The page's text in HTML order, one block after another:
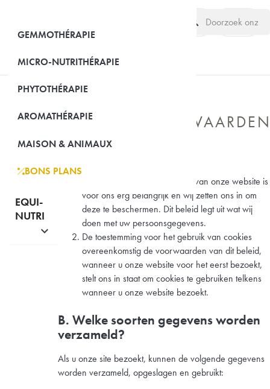
search
(0)
GEMMOTHÉRAPIE
MICRO-NUTRITHÉRAPIE
PHYTOTHÉRAPIE
AROMATHÉRAPIE
MAISON & ANIMAUX
BONS PLANS
BEDRIJF
EQUI-
NUTRI

De privacy van de bezoekers van onze website is
voor ons erg belangrijk en wij zetten ons in om
deze te beschermen. Dit beleid legt uit wat wij
doen met uw persoonsgegevens.
De toestemming voor het gebruik van cookies
overeenkomstig de voorwaarden van dit beleid,
wanneer u onze website voor het eerst bezoekt,
stelt ons in staat om cookies te gebruiken telkens
wanneer u onze website bezoekt.
B. Welke soorten gegevens worden
verzameld?
Als u onze site bezoekt, kunnen de volgende gegevens
worden verzameld, opgeslagen en gebruikt: